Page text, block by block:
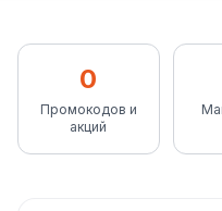
0
Промокодов и
акций